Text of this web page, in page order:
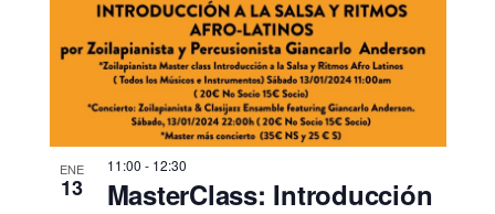
ENE
13
11:00 - 12:30
MasterClass: Introducción